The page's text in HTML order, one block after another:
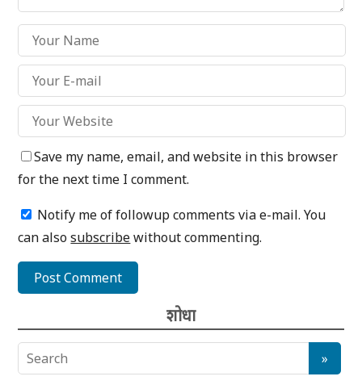
Save my name, email, and website in this browser
for the next time I comment.
Notify me of followup comments via e-mail. You
can alsosubscribewithout commenting.
शोधा